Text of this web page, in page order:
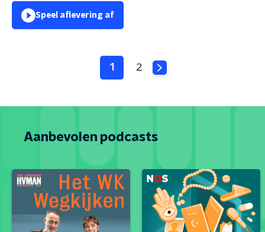
Speel aflevering af
1 2
Aanbevolen podcasts